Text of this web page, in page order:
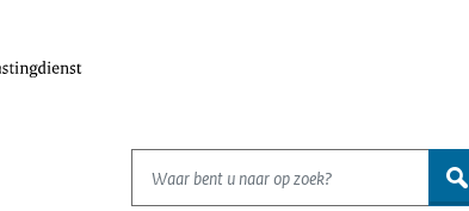
Waar bent u naar op zoek?
zoek